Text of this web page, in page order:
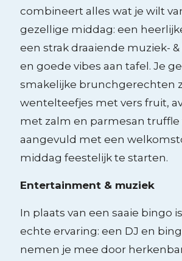
combineert alles wat je wilt
gezellige middag: een
een strak draaiende muziek-
en goede vibes aan tafel. Je
smakelijke brunchgerechten
wentelteefjes met vers fruit,
met zalm en parmesan truffle
aangevuld met een
middag feestelijk te starten.
Entertainment & muziek
In plaats van een saaie bingo
echte ervaring: een DJ en
nemen je mee door